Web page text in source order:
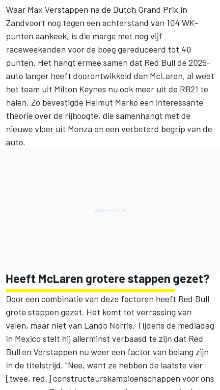
Waar Max Verstappen na de Dutch Grand Prix in
Zandvoort nog tegen een achterstand van 104 WK-
punten aankeek, is die marge met nog vijf
raceweekenden voor de boeg gereduceerd tot 40
punten. Het hangt ermee samen dat Red Bull de 2025-
auto langer heeft doorontwikkeld dan McLaren, al weet
het team uit Milton Keynes nu ook meer uit de RB21 te
halen. Zo bevestigde Helmut Marko een interessante
theorie over de rijhoogte, die samenhangt met de
nieuwe vloer uit Monza en een verbeterd begrip van de
auto.
Heeft McLaren grotere stappen gezet?
Door een combinatie van deze factoren heeft Red Bull
grote stappen gezet. Het komt tot verrassing van
velen, maar niet van Lando Norris. Tijdens de mediadag
in Mexico stelt hij allerminst verbaasd te zijn dat Red
Bull en Verstappen nu weer een factor van belang zijn
in de titelstrijd. "Nee, want ze hebben de laatste vier
[twee, red.] constructeurskampioenschappen voor ons